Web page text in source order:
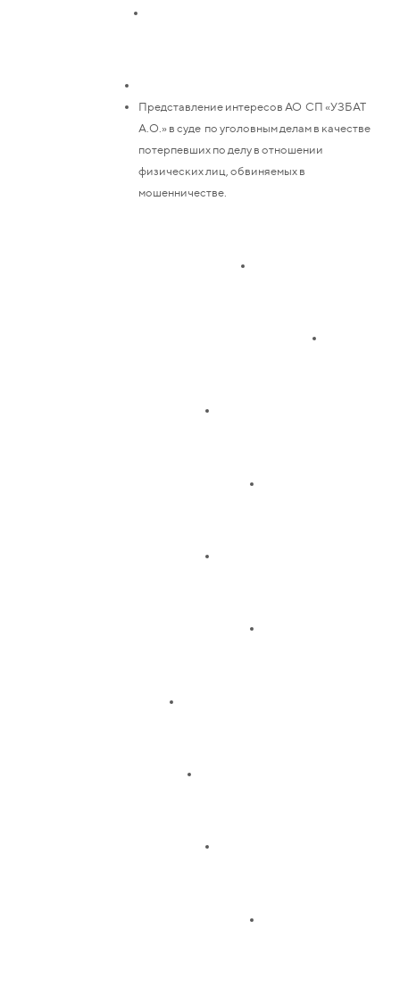
Представление интересов АО СП «УЗБАТ
А.О.» в суде по уголовным делам в качестве
потерпевших по делу в отношении
физических лиц, обвиняемых в
мошенничестве.